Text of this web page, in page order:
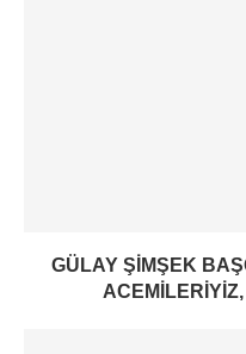
GÜLAY ŞIMŞEK